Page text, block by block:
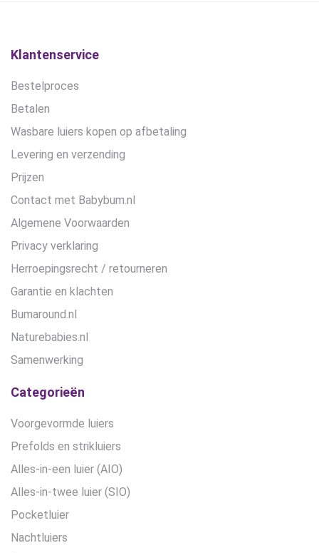
Klantenservice
Bestelproces
Betalen
Wasbare luiers kopen op afbetaling
Levering en verzending
Prijzen
Contact met Babybum.nl
Algemene Voorwaarden
Privacy verklaring
Herroepingsrecht / retourneren
Garantie en klachten
Bumaround.nl
Naturebabies.nl
Samenwerking
Categorieën
Voorgevormde luiers
Prefolds en strikluiers
Alles-in-een luier (AIO)
Alles-in-twee luier (SIO)
Pocketluier
Nachtluiers